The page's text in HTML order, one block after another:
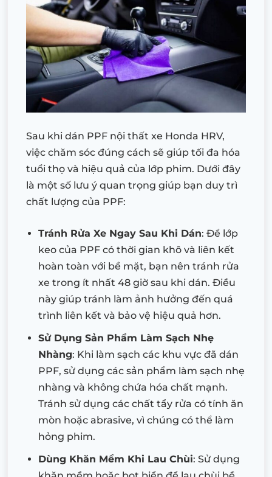
Sau khi dán PPF nội thất xe Honda HRV,
việc chăm sóc đúng cách sẽ giúp tối đa hóa
tuổi thọ và hiệu quả của lớp phim. Dưới đây
là một số lưu ý quan trọng giúp bạn duy trì
chất lượng của PPF:
Tránh Rửa Xe Ngay Sau Khi Dán: Để lớp
keo của PPF có thời gian khô và liên kết
hoàn toàn với bề mặt, bạn nên tránh rửa
xe trong ít nhất 48 giờ sau khi dán. Điều
này giúp tránh làm ảnh hưởng đến quá
trình liên kết và bảo vệ hiệu quả hơn.
Sử Dụng Sản Phẩm Làm Sạch Nhẹ
Nhàng: Khi làm sạch các khu vực đã dán
PPF, sử dụng các sản phẩm làm sạch nhẹ
nhàng và không chứa hóa chất mạnh.
Tránh sử dụng các chất tẩy rửa có tính ăn
mòn hoặc abrasive, vì chúng có thể làm
hỏng phim.
Dùng Khăn Mềm Khi Lau Chùi: Sử dụng